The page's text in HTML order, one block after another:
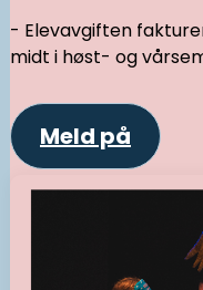
- Elevavgiften
midt i høst- og
Meld på